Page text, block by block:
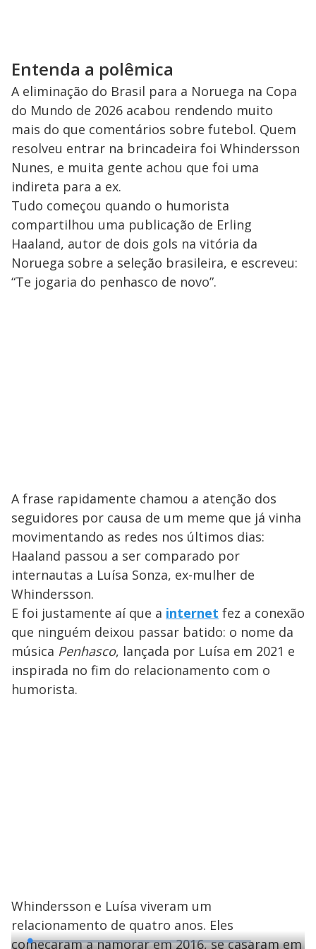
Entenda a polêmica
A eliminação do Brasil para a Noruega na Copa
do Mundo de 2026 acabou rendendo muito
mais do que comentários sobre futebol. Quem
resolveu entrar na brincadeira foi Whindersson
Nunes, e muita gente achou que foi uma
indireta para a ex.
Tudo começou quando o humorista
compartilhou uma publicação de Erling
Haaland, autor de dois gols na vitória da
Noruega sobre a seleção brasileira, e escreveu:
“Te jogaria do penhasco de novo”.
A frase rapidamente chamou a atenção dos
seguidores por causa de um meme que já vinha
movimentando as redes nos últimos dias:
Haaland passou a ser comparado por
internautas a Luísa Sonza, ex-mulher de
Whindersson.
E foi justamente aí que a internet fez a conexão
que ninguém deixou passar batido: o nome da
música Penhasco, lançada por Luísa em 2021 e
inspirada no fim do relacionamento com o
humorista.
Whindersson e Luísa viveram um
relacionamento de quatro anos. Eles
começaram a namorar em 2016, se casaram em
L